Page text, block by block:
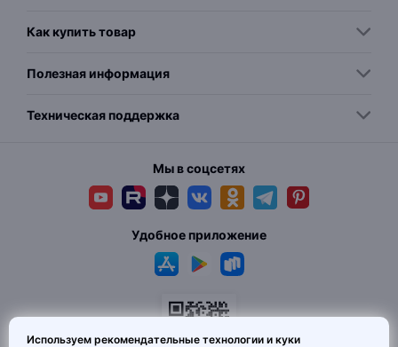
Как купить товар
Полезная информация
Техническая поддержка
Мы в соцсетях
Удобное приложение
Используем рекомендательные технологии и куки